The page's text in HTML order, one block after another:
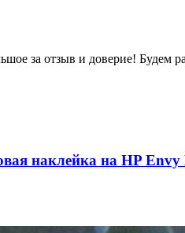
за отзыв и доверие! Будем
наклейка на HP Envy